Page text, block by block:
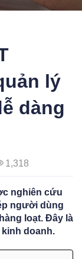
lý
dàng
1,318
nghiên cứu
người dùng
loạt. Đây là
doanh.